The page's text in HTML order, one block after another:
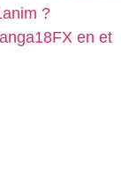
?
en et